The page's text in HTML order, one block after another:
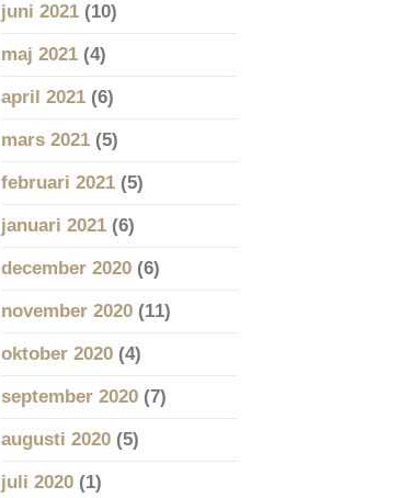
juni 2021(10)
maj 2021(4)
april 2021(6)
mars 2021(5)
februari 2021(5)
januari 2021(6)
december 2020(6)
november 2020(11)
oktober 2020(4)
september 2020(7)
augusti 2020(5)
juli 2020(1)